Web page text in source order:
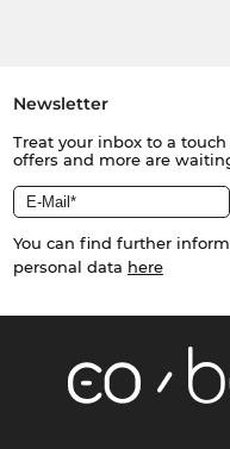
Newsletter
Treat your inbox to a
offers and more are
You can find further
personal data here